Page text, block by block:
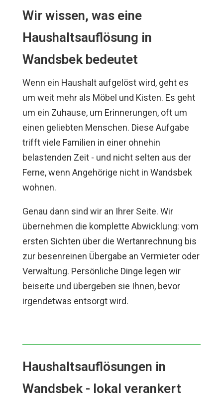
Wir wissen, was eine
Haushaltsauflösung in
Wandsbek bedeutet
Wenn ein Haushalt aufgelöst wird, geht es
um weit mehr als Möbel und Kisten. Es geht
um ein Zuhause, um Erinnerungen, oft um
einen geliebten Menschen. Diese Aufgabe
trifft viele Familien in einer ohnehin
belastenden Zeit - und nicht selten aus der
Ferne, wenn Angehörige nicht in Wandsbek
wohnen.
Genau dann sind wir an Ihrer Seite. Wir
übernehmen die komplette Abwicklung: vom
ersten Sichten über die Wertanrechnung bis
zur besenreinen Übergabe an Vermieter oder
Verwaltung. Persönliche Dinge legen wir
beiseite und übergeben sie Ihnen, bevor
irgendetwas entsorgt wird.
Haushaltsauflösungen in
Wandsbek - lokal verankert